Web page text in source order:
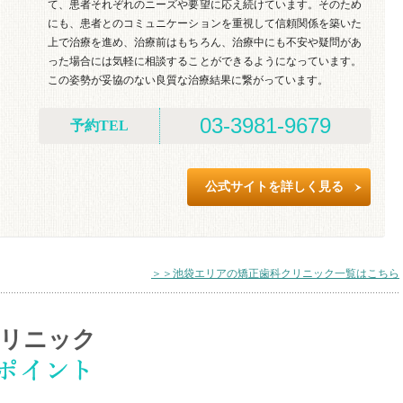
て、患者それぞれのニーズや要望に応え続けています。そのため
にも、患者とのコミュニケーションを重視して信頼関係を築いた
上で治療を進め、治療前はもちろん、治療中にも不安や疑問があ
った場合には気軽に相談することができるようになっています。
この姿勢が妥協のない良質な治療結果に繋がっています。
予約TEL 03-3981-9679
公式サイトを詳しく見る
＞＞池袋エリアの矯正歯科クリニック一覧はこちら
ニック